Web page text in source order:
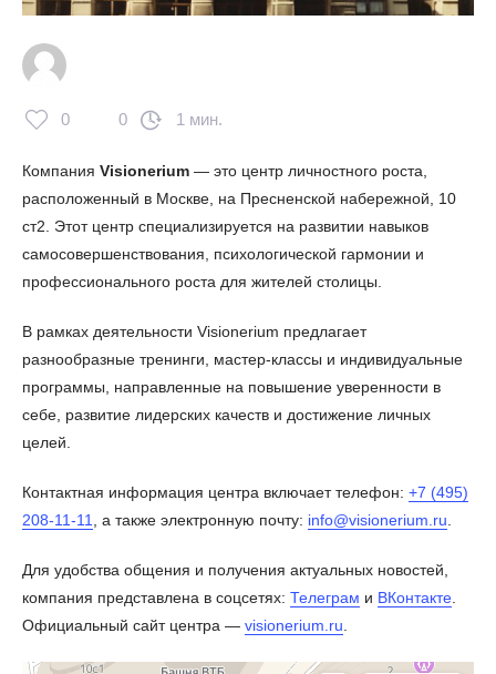
0 0 1 мин.
Компания Visionerium — это центр личностного роста,
расположенный в Москве, на Пресненской набережной, 10
ст2. Этот центр специализируется на развитии навыков
самосовершенствования, психологической гармонии и
профессионального роста для жителей столицы.
В рамках деятельности Visionerium предлагает
разнообразные тренинги, мастер-классы и индивидуальные
программы, направленные на повышение уверенности в
себе, развитие лидерских качеств и достижение личных
целей.
Контактная информация центра включает телефон: +7 (495)
208-11-11
, а также электронную почту: info@visionerium.ru
Для удобства общения и получения актуальных новостей,
компания представлена в соцсетях: Телеграм и ВКонтакте
Официальный сайт центра — visionerium.ru